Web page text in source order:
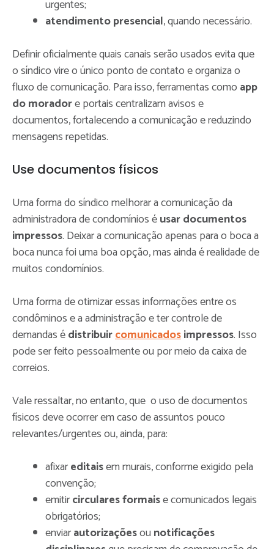
urgentes;
atendimento presencial, quando necessário.
Definir oficialmente quais canais serão usados evita que
o síndico vire o único ponto de contato e organiza o
fluxo de comunicação. Para isso, ferramentas como app
do moradore portais centralizam avisos e
documentos, fortalecendo a comunicação e reduzindo
mensagens repetidas.
Use documentos físicos
Uma forma do síndico melhorar a comunicação da
administradora de condomínios éusar documentos
impressos. Deixar a comunicação apenas para o boca a
boca nunca foi uma boa opção, mas ainda é realidade de
muitos condomínios.
Uma forma de otimizar essas informações entre os
condôminos e a administração e ter controle de
demandas édistribuircomunicadosimpressos. Isso
pode ser feito pessoalmente ou por meio da caixa de
correios.
Vale ressaltar, no entanto, que o uso de documentos
físicos deve ocorrer em caso de assuntos pouco
relevantes/urgentes ou, ainda, para:
afixareditaisem murais, conforme exigido pela
convenção;
emitircirculares formaise comunicados legais
obrigatórios;
enviarautorizaçõesou notificações